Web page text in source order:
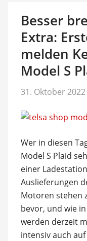
Besser
Extra:
melden
Model S
31. Oktober 2022
Wer in diesen
Model S Plaid
einer
Auslieferungen
Motoren stehen
bevor, und wie
werden derzeit
intensiv auch